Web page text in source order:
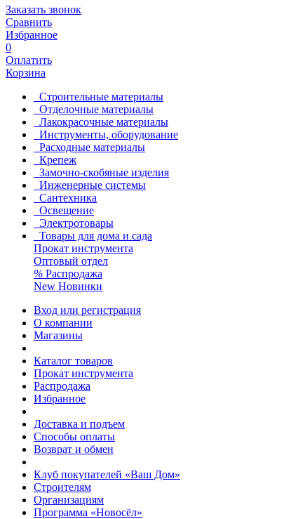
Заказать звонок
Сравнить
Избранное
0
Оплатить
Корзина
Строительные материалы
Отделочные материалы
Лакокрасочные материалы
Инструменты, оборудование
Расходные материалы
Крепеж
Замочно-скобяные изделия
Инженерные системы
Сантехника
Освещение
Электротовары
Товары для дома и сада
Прокат инструмента
Оптовый отдел
% Распродажа
New Новинки
Вход или регистрация
О компании
Магазины
Каталог товаров
Прокат инструмента
Распродажа
Избранное
Доставка и подъем
Способы оплаты
Возврат и обмен
Клуб покупателей «Ваш Дом»
Строителям
Организациям
Программа «Новосёл»